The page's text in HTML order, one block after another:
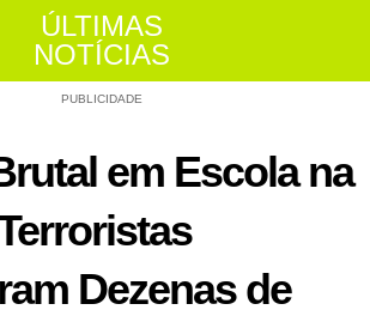
ÚLTIMAS
NOTÍCIAS
PUBLICIDADE
em Escola na
Dezenas de